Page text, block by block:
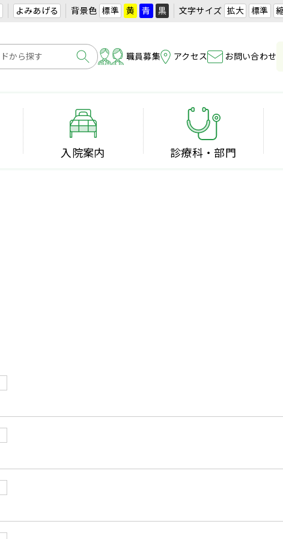
よみあげる 背景色 標準 黄 青 黒 文字サイズ 拡大 標準
職員募集 アクセス お問い合わせ
入院案内 診療科・部門